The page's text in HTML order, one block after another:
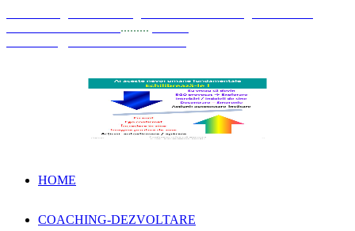
.........
HOME
COACHING-DEZVOLTARE